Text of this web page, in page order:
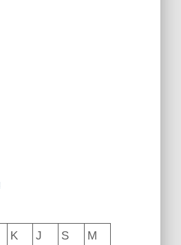
K J S M